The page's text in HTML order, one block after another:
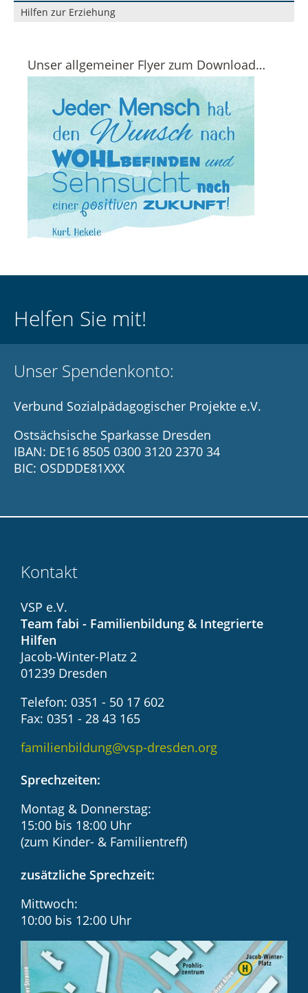
Navigation
überspringen
Hilfen zur Erziehung
Unser allgemeiner Flyer zum Download…
Helfen Sie mit!
Unser Spendenkonto:
Verbund Sozialpädagogischer Projekte e.V.
Ostsächsische Sparkasse Dresden
IBAN: DE16 8505 0300 3120 2370 34
BIC: OSDDDE81XXX
Kontakt
VSP e.V.
Team fabi - Familienbildung & Integrierte
Hilfen
Jacob-Winter-Platz 2
01239 Dresden
Telefon: 0351 - 50 17 602
Fax: 0351 - 28 43 165
familienbildung@vsp-dresden.org
Sprechzeiten:
Montag & Donnerstag:
15:00 bis 18:00 Uhr
(zum Kinder- & Familientreff)
zusätzliche Sprechzeit:
Mittwoch:
10:00 bis 12:00 Uhr